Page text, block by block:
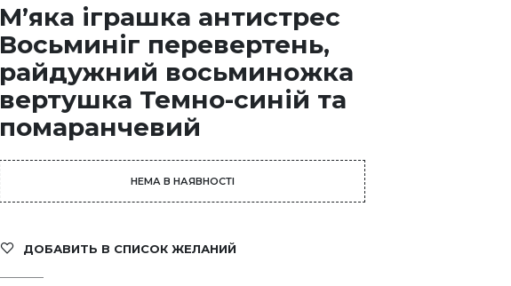
М’яка іграшка антистрес
Восьминіг перевертень,
райдужний восьминожка
вертушка Темно-синій та
помаранчевий
НЕМА В НАЯВНОСТІ
ДОБАВИТЬ В СПИСОК ЖЕЛАНИЙ